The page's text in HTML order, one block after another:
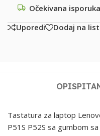
Očekivana
Uporedi
Dodaj na
OPIS
Tastatura za laptop
P51S P52S sa gumbom